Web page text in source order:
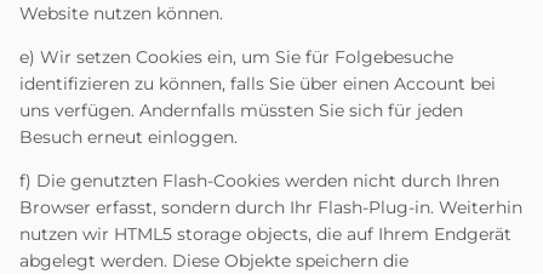
Website nutzen können.
e) Wir setzen Cookies ein, um Sie für Folgebesuche
identifizieren zu können, falls Sie über einen Account bei
uns verfügen. Andernfalls müssten Sie sich für jeden
Besuch erneut einloggen.
f) Die genutzten Flash-Cookies werden nicht durch Ihren
Browser erfasst, sondern durch Ihr Flash-Plug-in. Weiterhin
nutzen wir HTML5 storage objects, die auf Ihrem Endgerät
abgelegt werden. Diese Objekte speichern die